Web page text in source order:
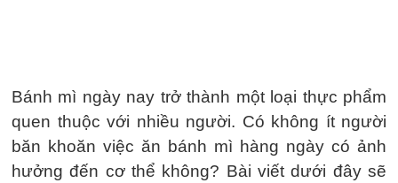
Bánh mì ngày nay trở thành một loại thực phẩm
quen thuộc với nhiều người. Có không ít người
băn khoăn việc ăn bánh mì hàng ngày có ảnh
hưởng đến cơ thể không? Bài viết dưới đây sẽ